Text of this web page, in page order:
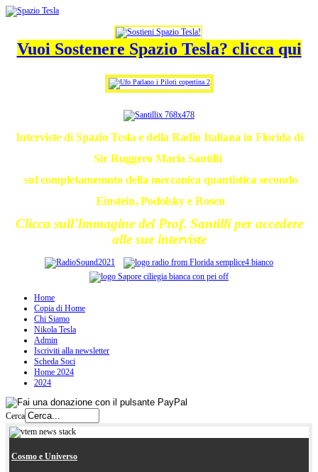
Vuoi Sostenere Spazio Tesla? clicca qui
Interviste di Spazio Tesla e della Radio Italiana in Florida di
Sir Ruggero Maria Santilli
sul completamemnto della meccanica quantistica secondo
Einstein, Podolsky e Rosen
Clicca sull'Immagine del Prof. Santilli per accedere
alle sue interviste
Home
Copia di Home
Chi Siamo
Nikola Tesla
Admin
Iscriviti alla newsletter
Scheda Soci
Home 2024
2024
Cerca
Cosmo e Universo